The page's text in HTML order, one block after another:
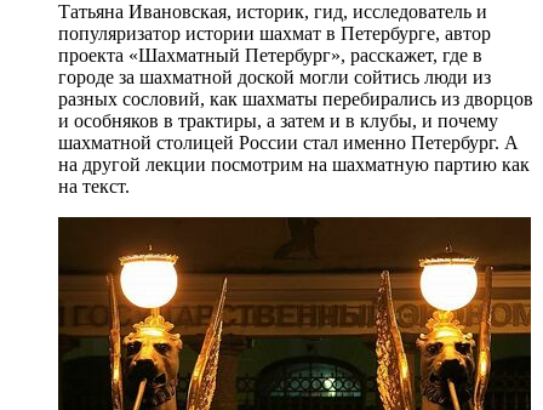
Татьяна Ивановская, историк, гид, исследователь и
популяризатор истории шахмат в Петербурге, автор
проекта «Шахматный Петербург», расскажет, где в
городе за шахматной доской могли сойтись люди из
разных сословий, как шахматы перебирались из дворцов
и особняков в трактиры, а затем и в клубы, и почему
шахматной столицей России стал именно Петербург. А
на другой лекции посмотрим на шахматную партию как
на текст.